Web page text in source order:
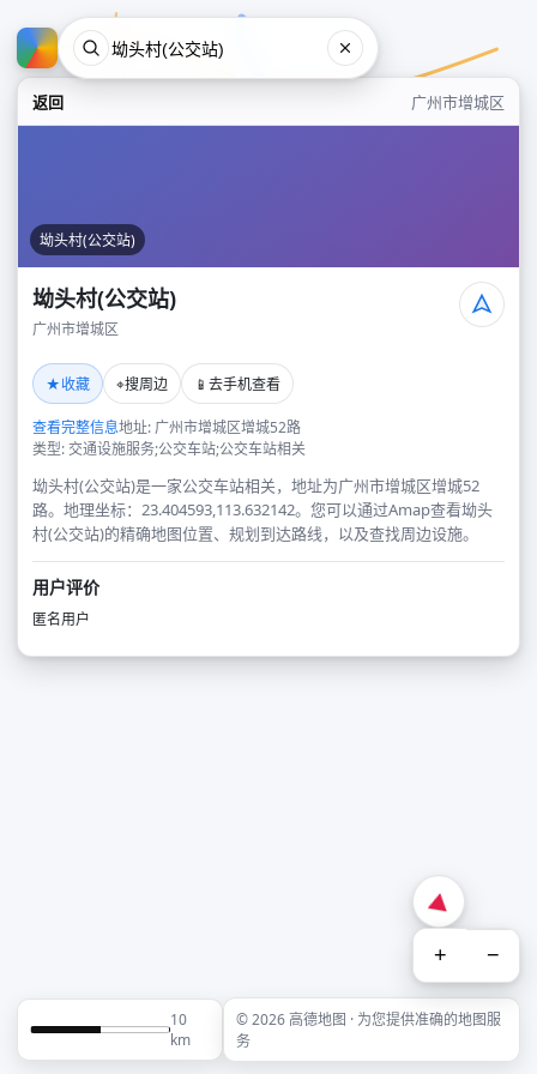
返回 广州市增城区
坳头村(公交站)
坳头村(公交站)
广州市增城区
★收藏 ⌖搜周边 📱 去手机查看
查看完整信息地址: 广州市增城区增城52路
类型: 交通设施服务;公交车站;公交车站相关
坳头村(公交站)是一家公交车站相关，地址为广州市增城区增城52
路。地理坐标：23.404593,113.632142。您可以通过Amap查看坳头
村(公交站)的精确地图位置、规划到达路线，以及查找周边设施。
用户评价
匿名用户
+ −
10
km
© 2026 高德地图 · 为您提供准确的地图服
务